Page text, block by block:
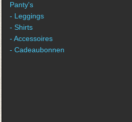
Panty's
- Leggings
- Shirts
- Accessoires
- Cadeaubonnen